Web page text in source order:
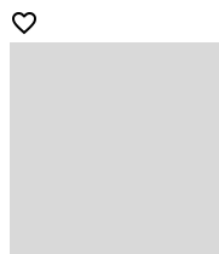
favorite_border